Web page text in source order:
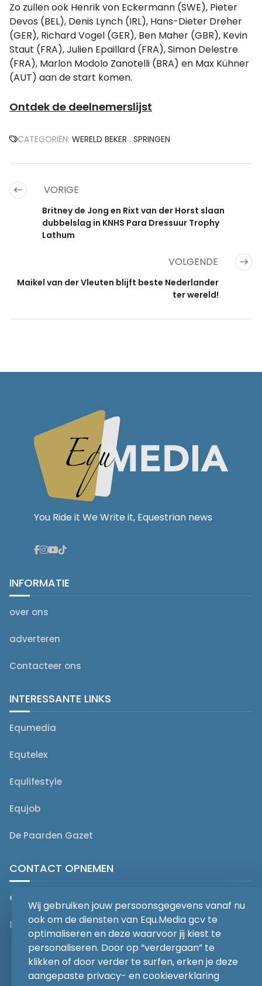
Zo zullen ook Henrik von Eckermann (SWE), Pieter
Devos (BEL), Denis Lynch (IRL), Hans-Dieter Dreher
(GER), Richard Vogel (GER), Ben Maher (GBR), Kevin
Staut (FRA), Julien Epaillard (FRA), Simon Delestre
(FRA), Marlon Modolo Zanotelli (BRA) en Max Kühner
(AUT) aan de start komen.
Ontdek de deelnemerslijst
CATEGORIËN: WERELD BEKER , SPRINGEN
VORIGE
Britney de Jong en Rixt van der Horst slaan
dubbelslag in KNHS Para Dressuur Trophy
Lathum
VOLGENDE
Maikel van der Vleuten blijft beste Nederlander
ter wereld!
You Ride it We Write it, Equestrian news
INFORMATIE
over ons
adverteren
Contacteer ons
INTERESSANTE LINKS
Equmedia
Equtelex
Equlifestyle
Equjob
De Paarden Gazet
CONTACT OPNEMEN
editorial@equmedia.be
Langendamdreef 22 9880 Aalter België
Wij gebruiken jouw persoonsgegevens vanaf nu
ook om de diensten van Equ.Media gcv te
optimaliseren en deze waarvoor jij kiest te
personaliseren. Door op “verdergaan” te
klikken of door verder te surfen, erken je deze
aangepaste privacy- en cookieverklaring